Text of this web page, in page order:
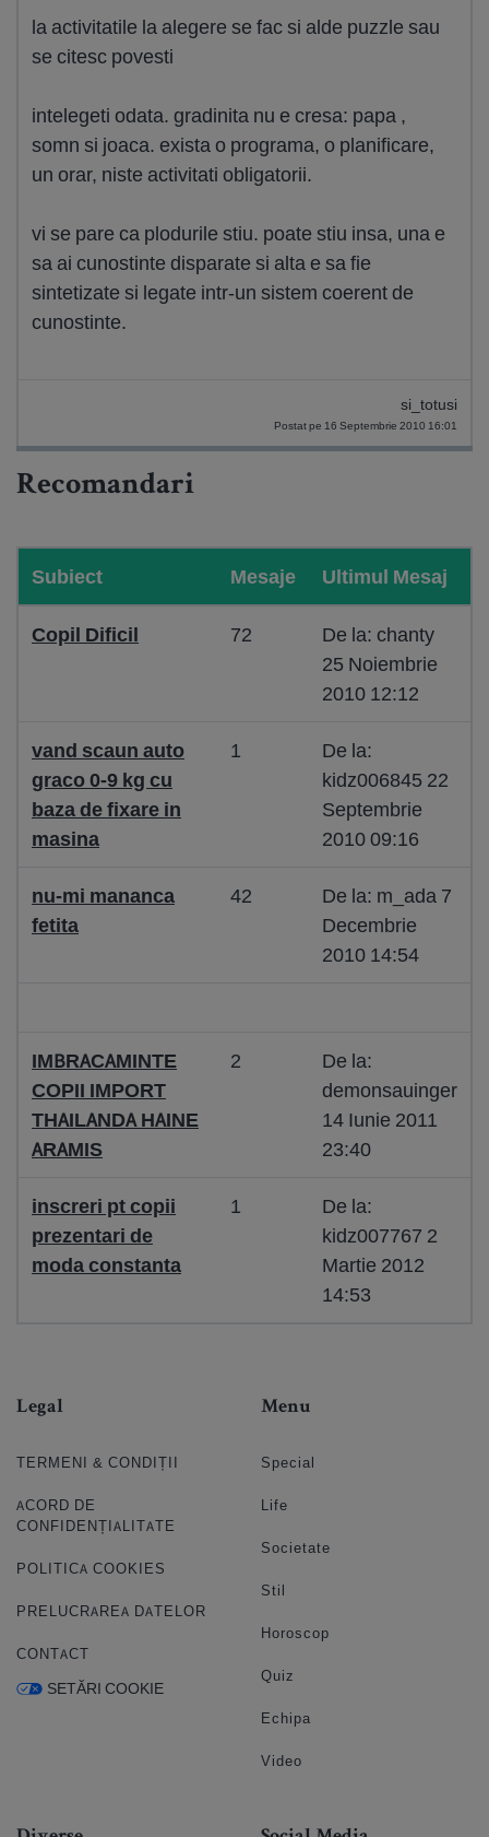
la activitatile la alegere se fac si alde puzzle sau
se citesc povesti
intelegeti odata. gradinita nu e cresa: papa ,
somn si joaca. exista o programa, o planificare,
un orar, niste activitati obligatorii.
vi se pare ca plodurile stiu. poate stiu insa, una e
sa ai cunostinte disparate si alta e sa fie
sintetizate si legate intr-un sistem coerent de
cunostinte.
si_totusi
Postat pe 16 Septembrie 2010 16:01
Recomandari
Subiect Mesaje Ultimul Mesaj
Copil Dificil 72
De la: chanty
25 Noiembrie
2010 12:12
vand scaun auto
graco 0-9 kg cu
baza de fixare in
masina
1
De la:
kidz006845 22
Septembrie
2010 09:16
nu-mi mananca
fetita
42
De la: m_ada 7
Decembrie
2010 14:54
IMBRACAMINTE
COPII IMPORT
THAILANDA HAINE
ARAMIS
2
De la:
demonsauinger
14 Iunie 2011
23:40
inscreri pt copii
prezentari de
moda constanta
1
De la:
kidz007767 2
Martie 2012
14:53
Legal
TERMENI & CONDIȚII
ACORD DE
CONFIDENȚIALITATE
POLITICA COOKIES
PRELUCRAREA DATELOR
CONTACT
SETĂRI COOKIE
Menu
Special
Life
Societate
Stil
Horoscop
Quiz
Echipa
Video